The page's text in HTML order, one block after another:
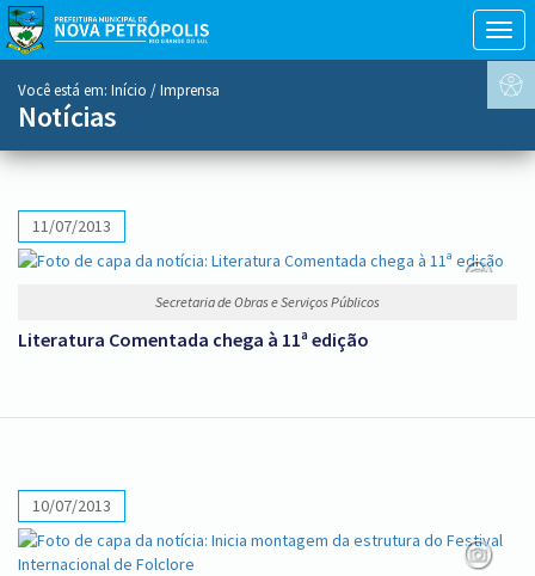
menu
Você está em: Início / Imprensa
Notícias
11/07/2013
Secretaria de Obras e Serviços Públicos
Literatura Comentada chega à 11ª edição
10/07/2013